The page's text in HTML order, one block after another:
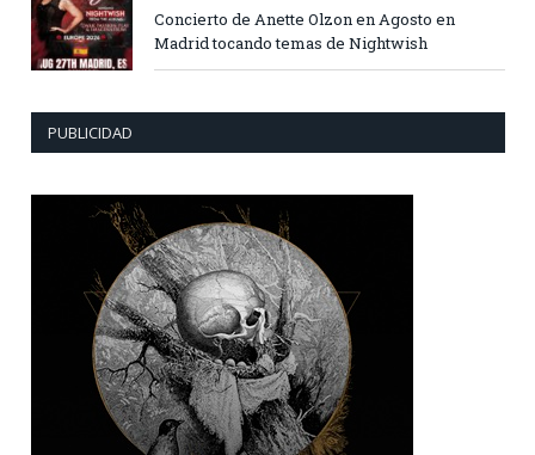
Concierto de Anette Olzon en Agosto en
Madrid tocando temas de Nightwish
PUBLICIDAD